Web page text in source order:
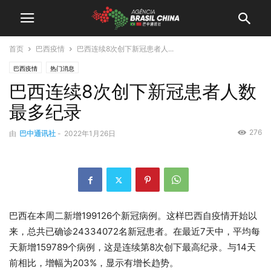
首页 巴西疫情 巴西连续8次创下新冠患者人...
巴西疫情 热门消息
巴西连续8次创下新冠患者人数
最多纪录
由 巴中通讯社 - 2022年1月26日 276
巴西在本周二新增199126个新冠病例。这样巴西自疫情开始以
来，总共已确诊24334072名新冠患者。在最近7天中，平均每
天新增159789个病例，这是连续第8次创下最高纪录。与14天
前相比，增幅为203%，显示有增长趋势。